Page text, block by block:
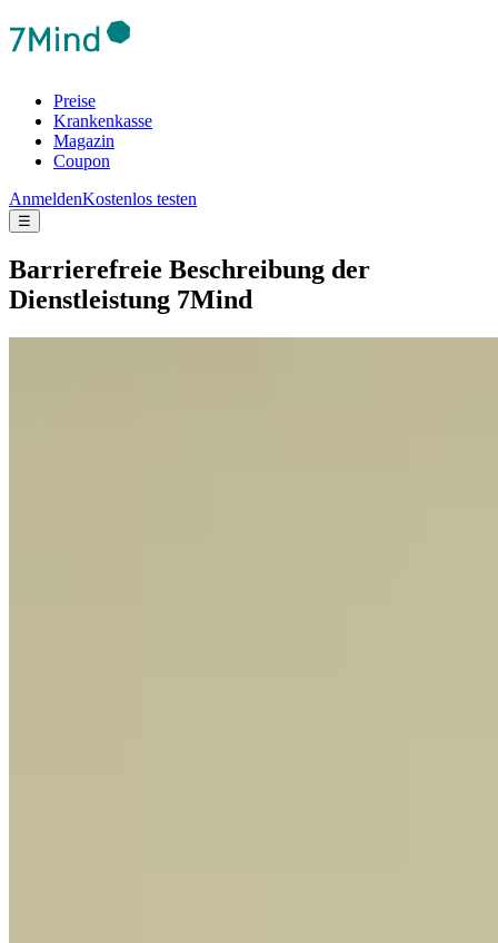
Preise
Krankenkasse
Magazin
Coupon
AnmeldenKostenlos testen
☰
Barrierefreie Beschreibung der
Dienstleistung 7Mind